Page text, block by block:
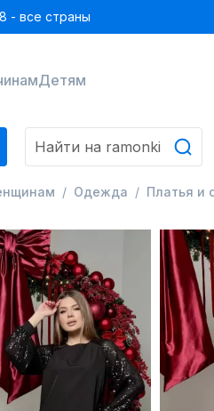
- все страны
Детям
Одежда Платья и